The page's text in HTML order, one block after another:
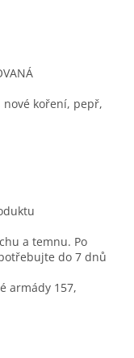
koření, pepř,
a temnu. Po
do 7 dnů
armády 157,